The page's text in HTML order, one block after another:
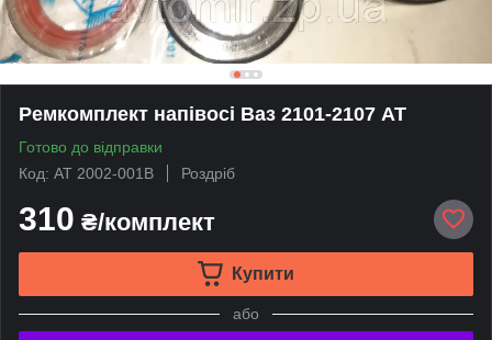
Ремкомплект напівосі Ваз 2101-2107 АТ
Готово до відправки
Код: AT 2002-001B
Роздріб
310 ₴/комплект
Купити
або